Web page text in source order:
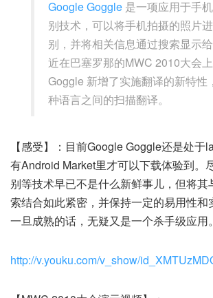
Google Goggle 是一项应用于手
别技术，可以将手机拍摄的照片
别，并将相关信息通过搜索显示
近在巴塞罗那的MWC 2010大会
Goggle 新增了实施翻译的新特性
种语言之间的扫描翻译。
【感受】：目前Google Goggle还是处于
有Android Market里才可以下载体验到。
别等技术早已不是什么新鲜事儿，但将其
索结合如此紧密，并保持一定的易用性和
一旦成熟的话，无疑又是一个杀手级应用。
http://v.youku.com/v_show/